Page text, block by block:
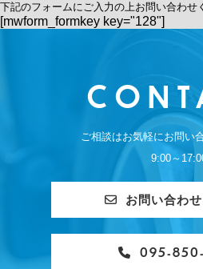
下記のフォームにご入力の上お問い合わせ
[mwform_formkey key="128"]
ご相談はお気軽にお問い
9:00～
お問い合わ
095-